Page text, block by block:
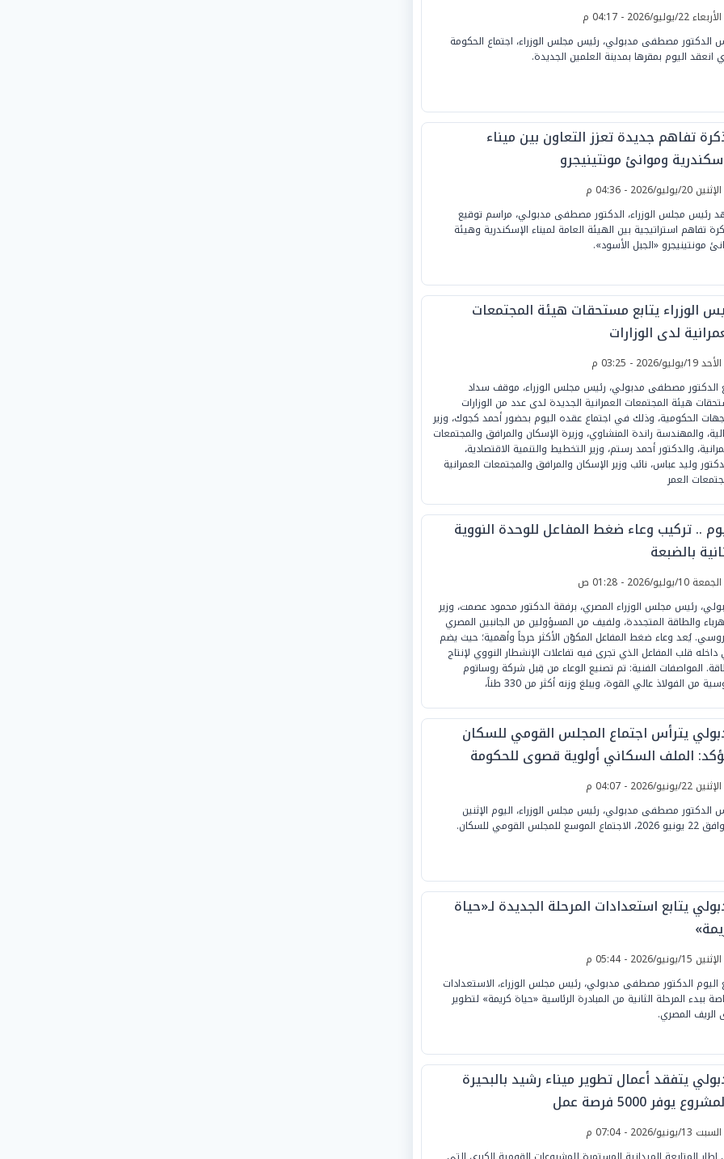
الأربعاء 22/يوليو/2026 - 04:17 م
الدكتور مصطفى مدبولي، رئيس مجلس الوزراء، اجتماع الحكومة
انعقد اليوم بمقرها بمدينة العلمين الجديدة.
تفاهم جديدة تعزز التعاون بين ميناء
وموانئ مونتينيجرو
الإثنين 20/يوليو/2026 - 04:36 م
رئيس مجلس الوزراء، الدكتور مصطفى مدبولي، مراسم توقيع
تفاهم استراتيجية بين الهيئة العامة لميناء الإسكندرية وهيئة
مونتينيجرو «الجبل الأسود».
الوزراء يتابع مستحقات هيئة المجتمعات
لدى الوزارات
الأحد 19/يوليو/2026 - 03:25 م
الدكتور مصطفى مدبولي، رئيس مجلس الوزراء، موقف سداد
هيئة المجتمعات العمرانية الجديدة لدى عدد من الوزارات
الحكومية، وذلك في اجتماع عقده اليوم بحضور أحمد كجوك، وزير
والمهندسة راندة المنشاوي، وزيرة الإسكان والمرافق والمجتمعات
والدكتور أحمد رستم، وزير التخطيط والتنمية الاقتصادية،
وليد عباس، نائب وزير الإسكان والمرافق والمجتمعات العمرانية
العمر
.. تركيب وعاء ضغط المفاعل للوحدة النووية
بالضبعة
الجمعة 10/يوليو/2026 - 01:28 ص
رئيس مجلس الوزراء المصري، برفقة الدكتور محمود عصمت، وزير
والطاقة المتجددة، ولفيف من المسؤولين من الجانبين المصري
يُعد وعاء ضغط المفاعل المكوّن الأكثر حرجاً وأهمية؛ حيث يضم
قلب المفاعل الذي تجرى فيه تفاعلات الإنشطار النووي لإنتاج
المواصفات الفنية: تم تصنيع الوعاء من قِبل شركة روساتوم
من الفولاذ عالي القوة، ويبلغ وزنه أكثر من 330 طناً،
يترأس اجتماع المجلس القومي للسكان
الملف السكاني أولوية قصوى للحكومة
الإثنين 22/يونيو/2026 - 04:07 م
الدكتور مصطفى مدبولي، رئيس مجلس الوزراء، اليوم الإثنين
الموسع للمجلس القومي للسكان.
يتابع استعدادات المرحلة الجديدة لـ«حياة
الإثنين 15/يونيو/2026 - 05:44 م
اليوم الدكتور مصطفى مدبولي، رئيس مجلس الوزراء، الاستعدادات
ببدء المرحلة الثانية من المبادرة الرئاسية «حياة كريمة» لتطوير
الريف المصري.
يتفقد أعمال تطوير ميناء رشيد بالبحيرة
يوفر 5000 فرصة عمل
السبت 13/يونيو/2026 - 07:04 م